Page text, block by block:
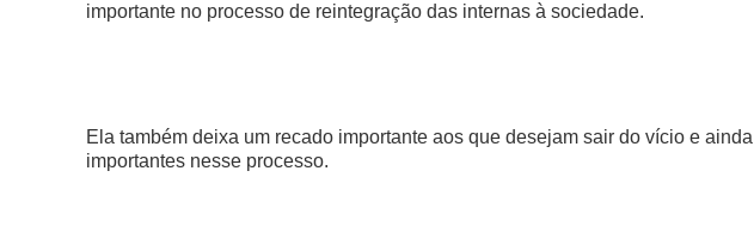
importante no processo de reintegração das internas à sociedade.
Ela também deixa um recado importante aos que desejam sair do vício e
importantes nesse processo.